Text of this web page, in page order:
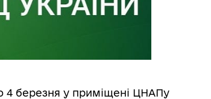
березня у приміщені ЦНАПу